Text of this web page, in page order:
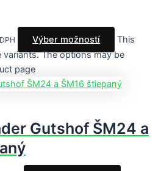
Výber možností
This
variants. The options may be
page
Gutshof ŠM24 a